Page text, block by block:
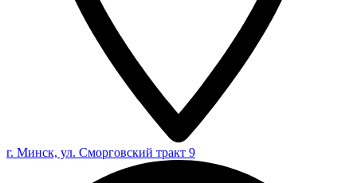
г. Минск, ул. Сморговский тракт 9